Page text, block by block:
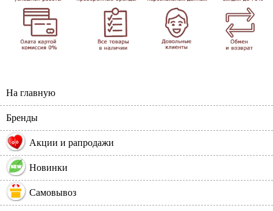
На главную
Бренды
% Акции и рапродажи
Новинки
Самовывоз